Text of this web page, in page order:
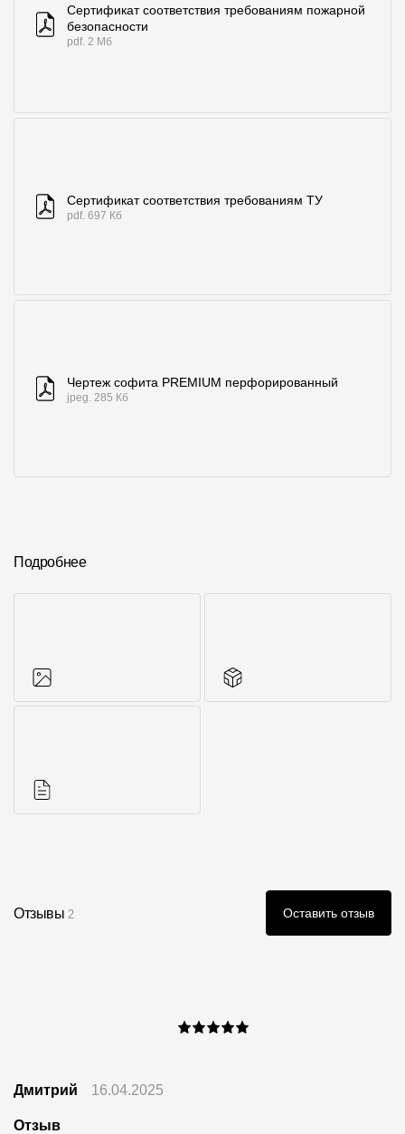
Сертификат соответствия требованиям пожарной
безопасности
pdf. 2 Мб
Сертификат соответствия требованиям ТУ
pdf. 697 Кб
Чертеж софита PREMIUM перфорированный
jpeg. 285 Кб
Подробнее
Отзывы 2 Оставить отзыв
Дмитрий 16.04.2025
Отзыв